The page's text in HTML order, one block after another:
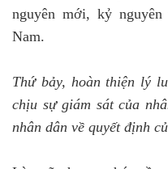
nguyên mới, kỷ
Nam.
Thứ bảy, hoàn thiện lý
chịu sự giám sát của
nhân dân về quyết định